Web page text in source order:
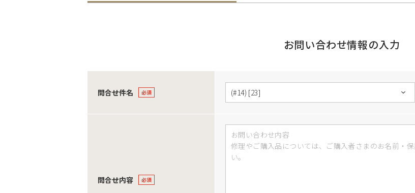
お問い合わせ情報の入力
問合せ件名
問合せ内容